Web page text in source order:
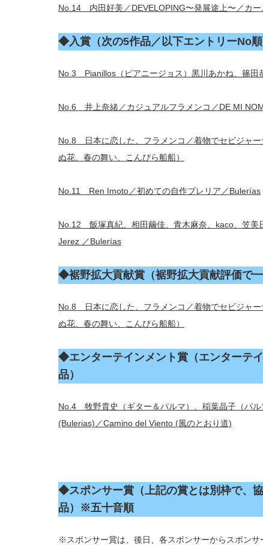
No.14 内田好美／DEVELOPING〜発展途上〜／カー
◆入賞（次の5作品／以下エントリーNo順
No.3 Pianillos（ピアニージョス）黒川あかね、篠田
No.6 井上奈緒／カジュアルフラメンコ／DE MI
No.8 日本に恋した、フラメンコ／着物でセビジャ
ぬ花、春の舞い、こんぴら船船）
No.11 Ren Imoto／初めての自作ブレリア／Bulerías
No.12 飯塚真紀、相田繭佳、青木麻奈、kaco、笠美
Jerez ／Bulerías
◆裾野拡大貢献賞（裾野拡大貢献評価で一
No.8 日本に恋した、フラメンコ／着物でセビジャ
ぬ花、春の舞い、こんぴら船船）
◆エンターテインメント賞（エンターテ
品）
No.4 牧野貴史（ギター＆パルマ）、稲葉晶子（パ
(Bulerias)／Camino del Viento (風のとおり道)
◆スポンサー賞（上記の賞とは別枠で、
品） ※五十音順
※スポンサー賞は、後日、各スポンサーからスポンサ